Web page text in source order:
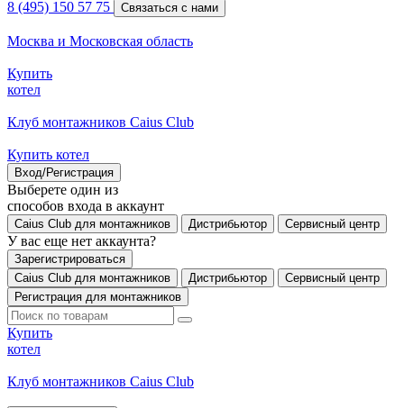
8 (495) 150 57 75 Связаться с нами
Москва и Московская область
Купить
котел
Клуб монтажников Caius Club
Купить котел
Вход/Регистрация
Выберете один из
способов входа в аккаунт
Caius Club для монтажников Дистрибьютор Сервисный центр
У вас еще нет аккаунта?
Зарегистрироваться
Caius Club для монтажников
Дистрибьютор
Сервисный центр
Регистрация для монтажников
Купить
котел
Клуб монтажников Caius Club